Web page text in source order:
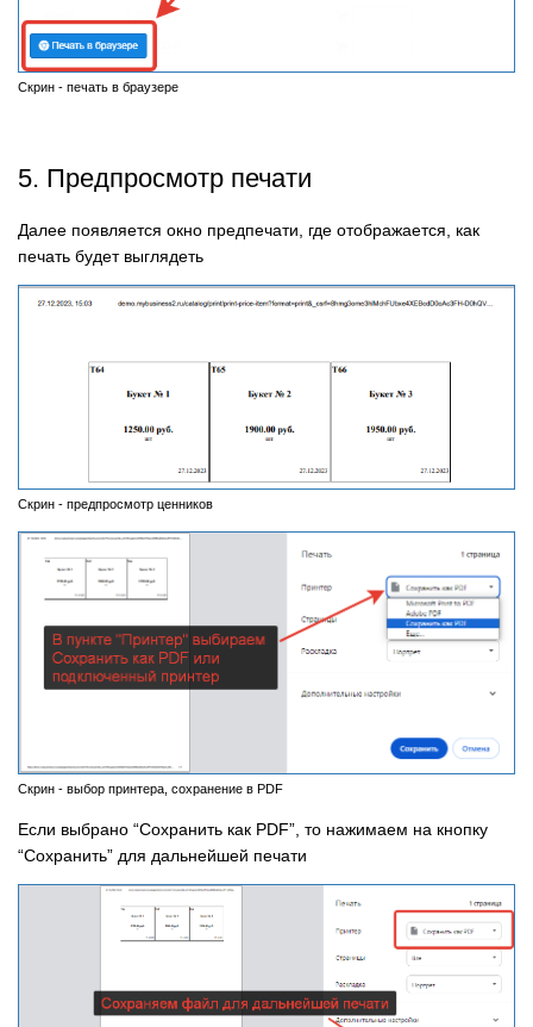
Скрин - печать в браузере
5. Предпросмотр печати
Далее появляется окно предпечати, где отображается, как
печать будет выглядеть
Скрин - предпросмотр ценников
Скрин - выбор принтера, сохранение в PDF
Если выбрано “Сохранить как PDF”, то нажимаем на кнопку
“Сохранить” для дальнейшей печати